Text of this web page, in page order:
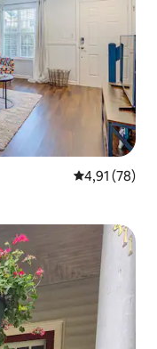
Средна
4,91 (78)